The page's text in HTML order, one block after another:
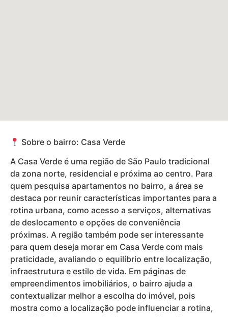
Sobre o bairro: Casa Verde
A Casa Verde é uma região de São Paulo tradicional
da zona norte, residencial e próxima ao centro. Para
quem pesquisa apartamentos no bairro, a área se
destaca por reunir características importantes para a
rotina urbana, como acesso a serviços, alternativas
de deslocamento e opções de conveniência
próximas. A região também pode ser interessante
para quem deseja morar em Casa Verde com mais
praticidade, avaliando o equilíbrio entre localização,
infraestrutura e estilo de vida. Em páginas de
empreendimentos imobiliários, o bairro ajuda a
contextualizar melhor a escolha do imóvel, pois
mostra como a localização pode influenciar a rotina,